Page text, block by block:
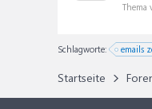
Thema
Schlagworte: emails
Startseite